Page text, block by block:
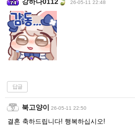
26-05-11 22:48
답글
북고양이 26-05-11 22:50
결혼 축하드립니다! 행복하십시오!